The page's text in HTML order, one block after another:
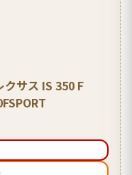
サス IS 350 F